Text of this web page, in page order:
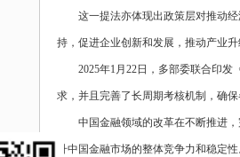
这一提法亦体现出政策层对推动
持，促进企业创新和发展，推动产业
2025年1月22日，多部委联合印
求，并且完善了长周期考核机制，确
中国金融领域的改革在不断推进
升中国金融市场的整体竞争力和稳定